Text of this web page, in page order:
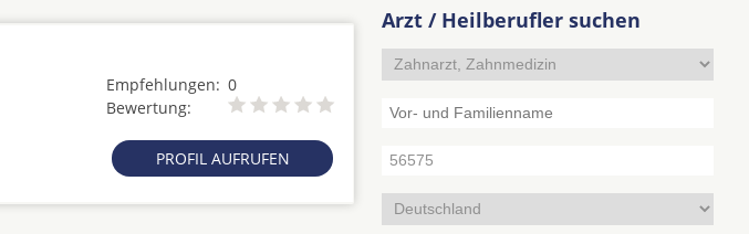
Empfehlungen: 0
Bewertung:
PROFIL AUFRUFEN
Arzt / Heilberufler suchen